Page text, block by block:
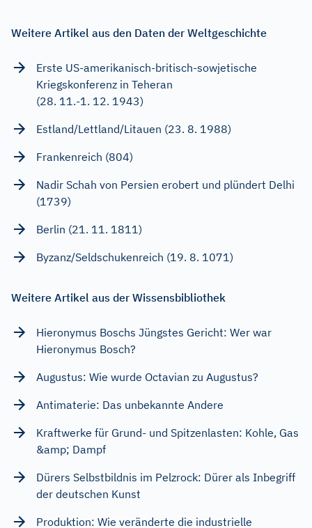
Weitere Artikel aus den Daten der Weltgeschichte
Erste US-amerikanisch-britisch-sowjetische
Kriegskonferenz in Teheran
(28. 11.-1. 12. 1943)
Estland/Lettland/Litauen (23. 8. 1988)
Frankenreich (804)
Nadir Schah von Persien erobert und plündert Delhi
(1739)
Berlin (21. 11. 1811)
Byzanz/Seldschukenreich (19. 8. 1071)
Weitere Artikel aus der Wissensbibliothek
Hieronymus Boschs Jüngstes Gericht: Wer war
Hieronymus Bosch?
Augustus: Wie wurde Octavian zu Augustus?
Antimaterie: Das unbekannte Andere
Kraftwerke für Grund- und Spitzenlasten: Kohle, Gas
&amp; Dampf
Dürers Selbstbildnis im Pelzrock: Dürer als Inbegriff
der deutschen Kunst
Produktion: Wie veränderte die industrielle